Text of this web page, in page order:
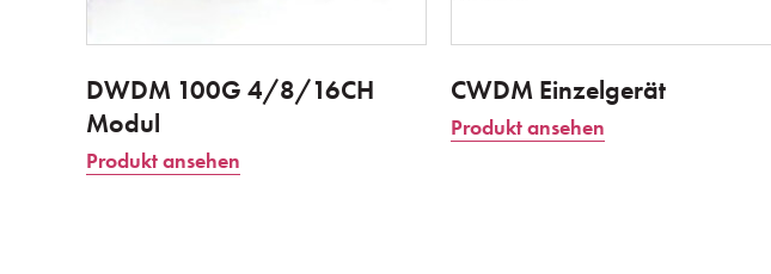
DWDM 100G 4/8/16CH
Modul
Produkt ansehen
CWDM Einzelgerät
Produkt ansehen